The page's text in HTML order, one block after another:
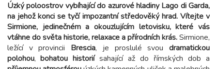
Úzký poloostrov vybíhající do azurové hladiny Lago di Garda,
na jehož konci se tyčí impozantní středověký hrad. Vítejte v
Sirmione, jedinečném a okouzlujícím letovisku, které vás
vtáhne do světa historie, relaxace a přírodních krás.Sirmione,
ležící v provincii Brescia, je proslulé svou dramatickou
polohou, bohatou historiísahající až do římských dob a